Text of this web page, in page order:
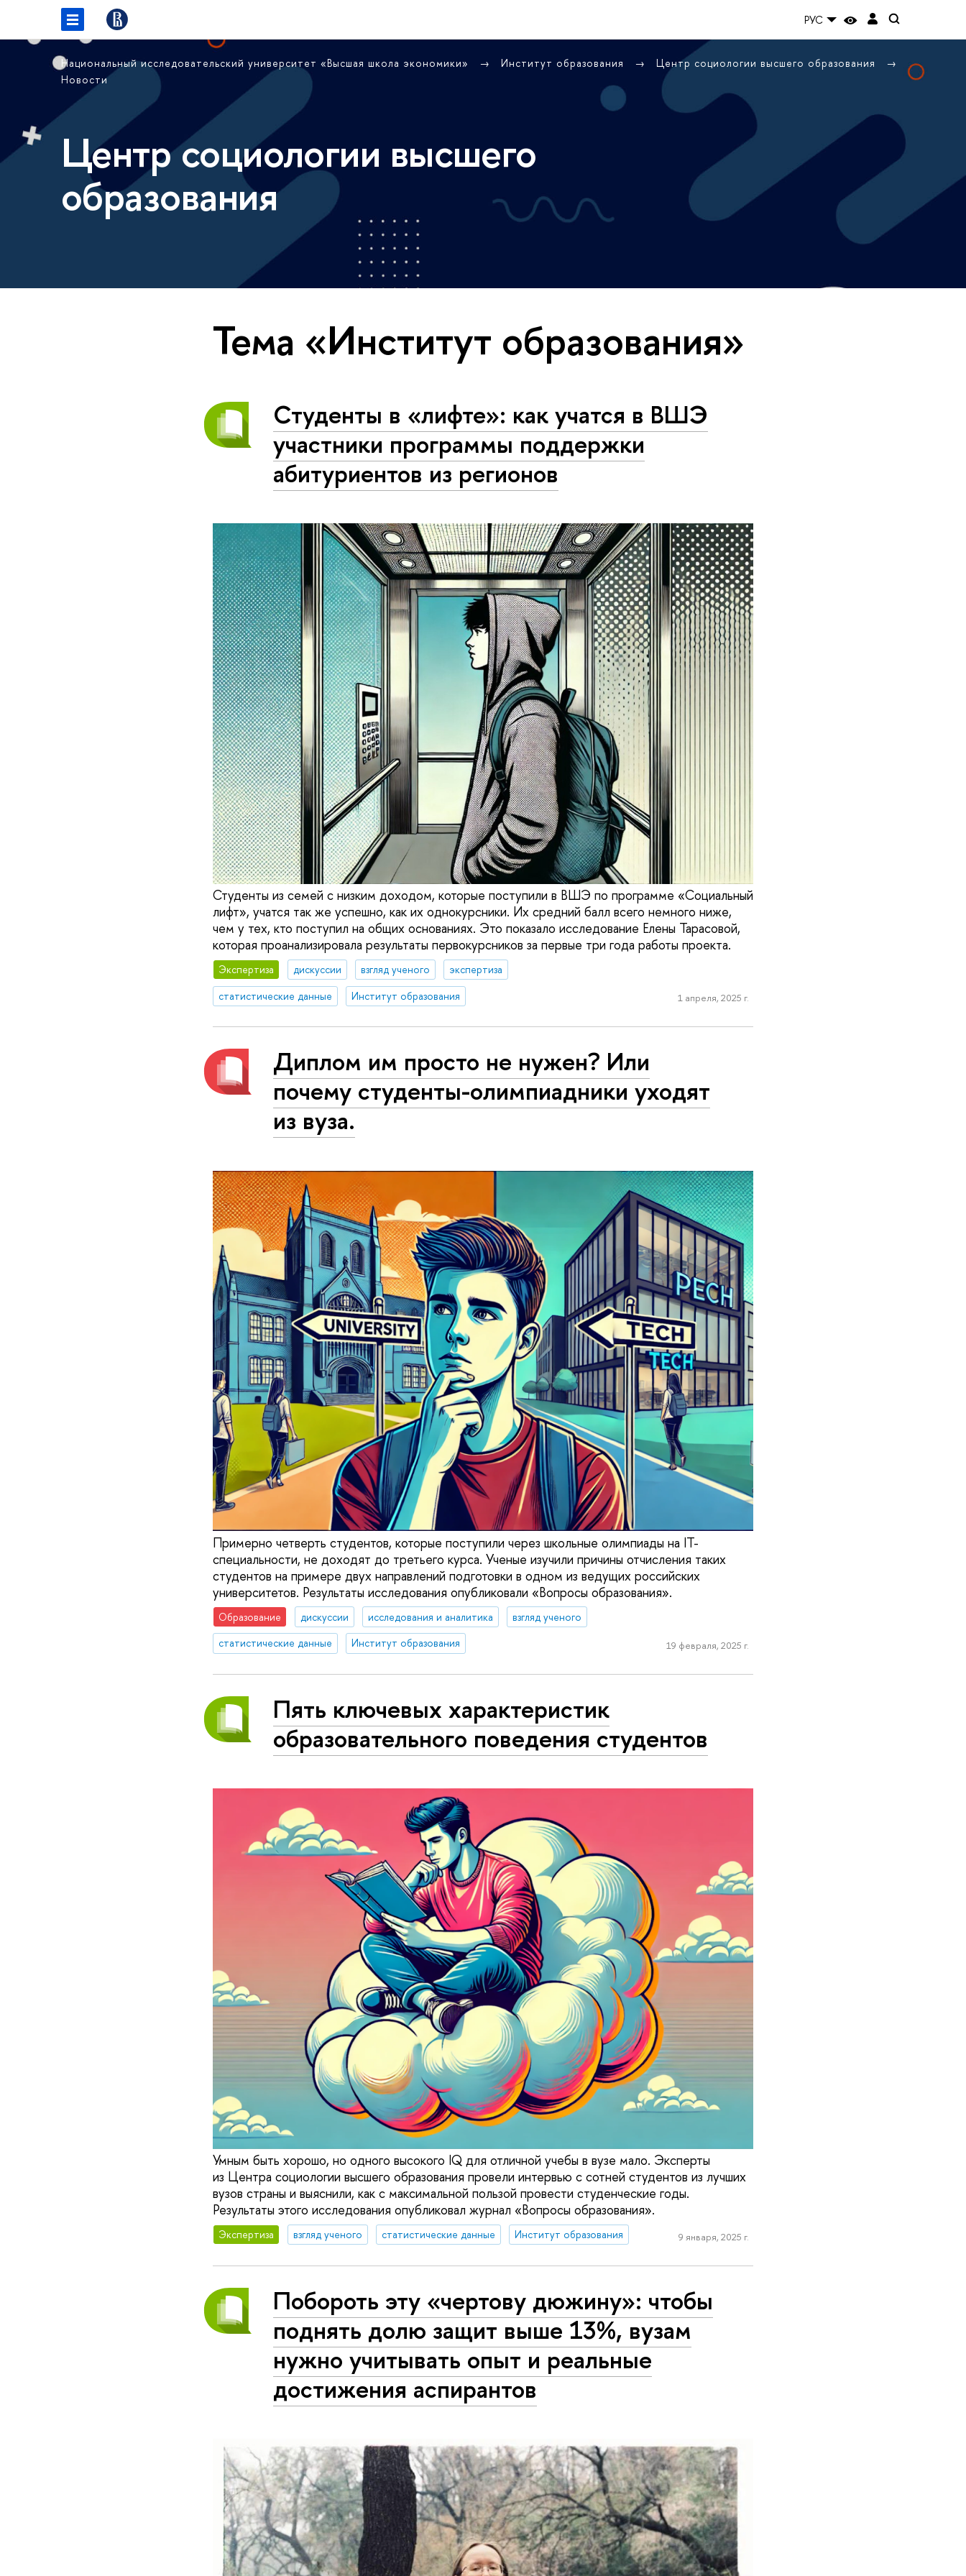
РУС
Национальный исследовательский университет «Высшая школа экономики» Институт образования
Центр социологии высшего образования
Новости
Центр социологии высшего
образования
Тема «Институт образования»
Студенты в «лифте»: как учатся в ВШЭ
участники программы поддержки
абитуриентов из регионов
Студенты из семей с низким доходом, которые поступили в ВШЭ по программе «Социальный
лифт», учатся так же успешно, как их однокурсники. Их средний балл всего немного ниже,
чем у тех, кто поступил на общих основаниях. Это показало исследование Елены Тарасовой,
которая проанализировала результаты первокурсников за первые три года работы проекта.
Экспертиза дискуссии взгляд ученого
экспертиза
статистические данные
Институт образования 1 апреля, 2025 г.
Диплом им просто не нужен? Или
почему студенты-олимпиадники уходят
из вуза.
Примерно четверть студентов, которые поступили через школьные олимпиады на IT-
специальности, не доходят до третьего курса. Ученые изучили причины отчисления таких
студентов на примере двух направлений подготовки в одном из ведущих российских
университетов. Результаты исследования опубликовали «Вопросы образования».
Образование дискуссии исследования и аналитика
взгляд ученого
статистические данные
Институт образования 19 февраля, 2025 г.
Пять ключевых характеристик
образовательного поведения студентов
Умным быть хорошо, но одного высокого IQ для отличной учебы в вузе мало. Эксперты
из Центра социологии высшего образования провели интервью с сотней студентов из лучших
вузов страны и выяснили, как с максимальной пользой провести студенческие годы.
Результаты этого исследования опубликовал журнал «Вопросы образования».
Экспертиза взгляд ученого статистические данные Институт образования 9 января, 2025 г.
Побороть эту «чертову дюжину»: чтобы
поднять долю защит выше 13%, вузам
нужно учитывать опыт и реальные
достижения аспирантов